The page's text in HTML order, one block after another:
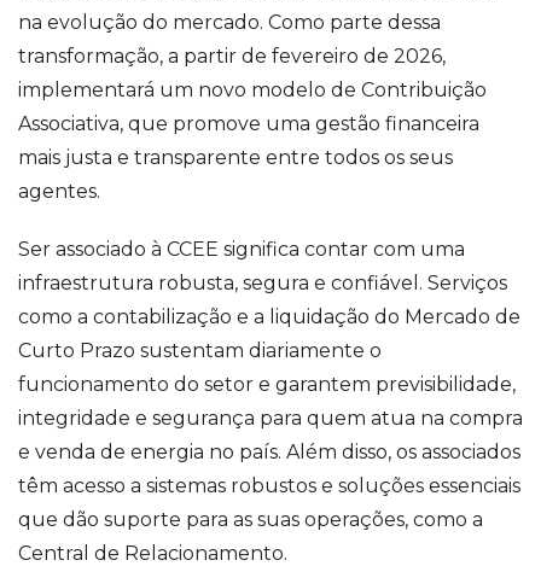
na evolução do mercado. Como parte dessa
transformação, a partir de fevereiro de 2026,
implementará um novo modelo de Contribuição
Associativa, que promove uma gestão financeira
mais justa e transparente entre todos os seus
agentes.
Ser associado à CCEE significa contar com uma
infraestrutura robusta, segura e confiável. Serviços
como a contabilização e a liquidação do Mercado de
Curto Prazo sustentam diariamente o
funcionamento do setor e garantem previsibilidade,
integridade e segurança para quem atua na compra
e venda de energia no país. Além disso, os associados
têm acesso a sistemas robustos e soluções essenciais
que dão suporte para as suas operações, como a
Central de Relacionamento.